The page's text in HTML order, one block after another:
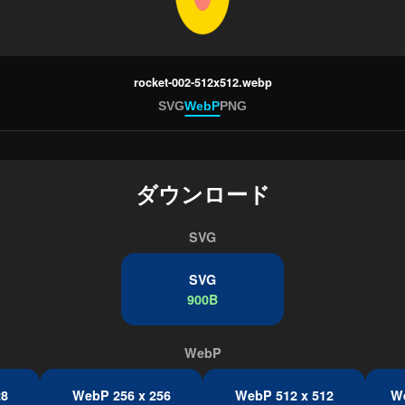
rocket-002-512x512.webp
SVGWebPPNG
ダウンロード
SVG
SVG
900B
WebP
WebP 256 x 256
WebP 512 x 512